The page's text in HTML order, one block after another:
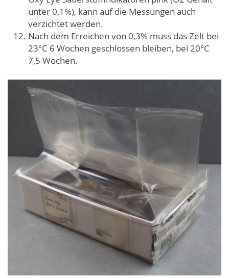
unter 0,1%), kann auf die Messungen auch
verzichtet werden.
Nach dem Erreichen von 0,3% muss das Zelt bei
23°C 6 Wochen geschlossen bleiben, bei 20°C
7,5 Wochen.